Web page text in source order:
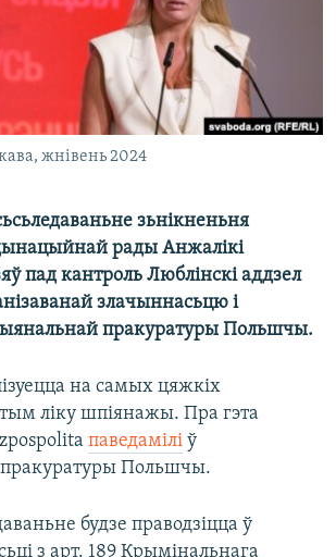
жнівень 2024
зьнікненьня
рады Анжалікі
пад кантроль Люблінскі аддзел
злачыннасьцю і
пракуратуры Польшчы.
на самых цяжкіх
ліку шпіянажы. Пра гэта
паведамілі ў
Польшчы.
будзе праводзіцца ў
з арт. 189 Крымінальнага